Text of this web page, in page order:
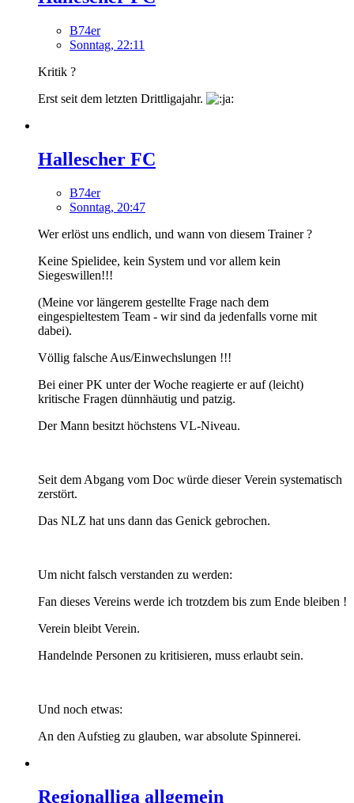
B74er
Sonntag, 22:11
Kritik ?
Erst seit dem letzten Drittligajahr.
Hallescher FC
B74er
Sonntag, 20:47
Wer erlöst uns endlich, und wann von diesem Trainer ?
Keine Spielidee, kein System und vor allem kein
Siegeswillen!!!
(Meine vor längerem gestellte Frage nach dem
eingespieltestem Team - wir sind da jedenfalls vorne mit
dabei).
Völlig falsche Aus/Einwechslungen !!!
Bei einer PK unter der Woche reagierte er auf (leicht)
kritische Fragen dünnhäutig und patzig.
Der Mann besitzt höchstens VL-Niveau.
Seit dem Abgang vom Doc würde dieser Verein systematisch
zerstört.
Das NLZ hat uns dann das Genick gebrochen.
Um nicht falsch verstanden zu werden:
Fan dieses Vereins werde ich trotzdem bis zum Ende bleiben !
Verein bleibt Verein.
Handelnde Personen zu kritisieren, muss erlaubt sein.
Und noch etwas:
An den Aufstieg zu glauben, war absolute Spinnerei.
Regionalliga allgemein